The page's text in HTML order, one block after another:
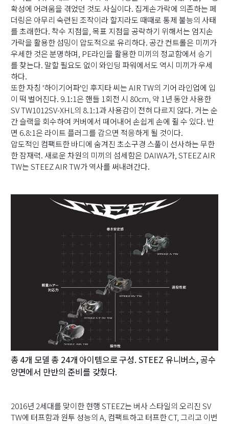
확성에 어려움을 겪었던 것도 사실이다. 집게손가락에 의존하는 페
더링은 아무리 숙련된 조작이라 할지라도 때때로 통제 불능의 사태
를 초래한다. 착수 지점을, 목표 지점을 공략하기 위해서는 엄지손
가락을 활용한 섬밍이 압도적으로 유리하다. 공간 컨트롤은 미끼가
우세한 것은 분명하며, PE라인을 활용한 미끼의 정교함에서 승기
를 찾는다. 말할 필요도 없이 와인딩 파워에서도 역시 미끼가 우세
하다.
또한 자칭 '하이기어파'인 후지타 씨는 AIR TW의 기어 라인업에 입
이 떡 벌어진다. 9.1:1은 핸들 1회전 시 80cm, 약 1년 동안 사용한
SV TW1012SV-XHL의 8.1:1과 사용감이 전혀 다르지 않다. 거는 순
간 슬랙을 회수하여 커버에서 떼어내어 손쉽게 손에 쥘 수 있다. 반
면 6.8:1은 라이트 플러그를 감으면 적응하게 될 것이다.
압도적인 컴팩트한 바디에 숨겨진 초소구경 스풀이 선사하는 무한
한 잠재력. 새로운 차원의 미끼의 섬세함은 DAIWA가, STEEZ AIR
TW는 STEEZ AIR TW가 역사를 써내려간다.
총 4개 모델 총 24개 아이템으로 구성. STEEZ 유니버스, 공수
양면에서 만반의 준비를 갖췄다.
2016년 2세대를 맞이한 현행 STEEZ는 버사 스타일의 오리진 SV
TW에 터프함과 원투 성능의 A, 컴팩트하고 터프한 CT, 그리고 이번